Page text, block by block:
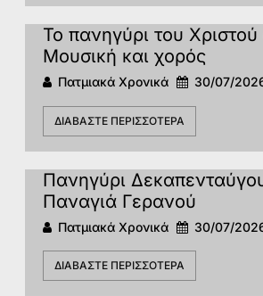
Το πανηγύρι του
Μουσική και χορός
Πατμιακά Χρονικά 30/07/
ΔΙΑΒΆΣΤΕ ΠΕΡΙΣΣΌΤΕΡΑ
Πανηγύρι
Παναγιά Γερανού
Πατμιακά Χρονικά 30/07/
ΔΙΑΒΆΣΤΕ ΠΕΡΙΣΣΌΤΕΡΑ